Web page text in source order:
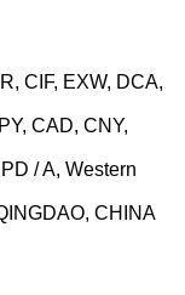
CIF, EXW, DCA,
CAD, CNY,
/ A, Western
CHINA